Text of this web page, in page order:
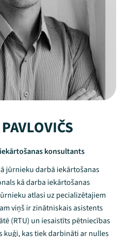
konsultants
jūrnieku darbā iekārtošanas
kā darba iekārtošanas
atlasi uz pecializētajiem
viņš ir zinātniskais asistents
(RTU) un iesaistīts pētniecības
kuģi, kas tiek darbināti ar nulles